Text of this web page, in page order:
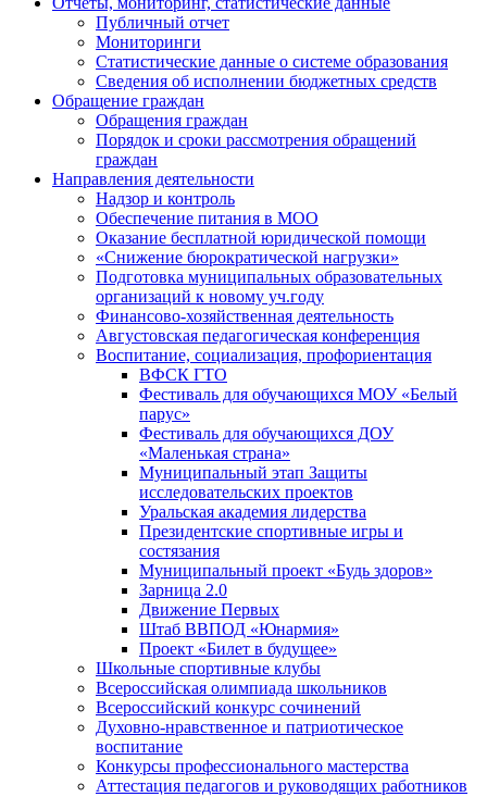
Публичный отчет
Мониторинги
Статистические данные о системе образования
Сведения об исполнении бюджетных средств
Обращение граждан
Обращения граждан
Порядок и сроки рассмотрения обращений
граждан
Направления деятельности
Надзор и контроль
Обеспечение питания в МОО
Оказание бесплатной юридической помощи
«Снижение бюрократической нагрузки»
Подготовка муниципальных образовательных
организаций к новому уч.году
Финансово-хозяйственная деятельность
Августовская педагогическая конференция
Воспитание, социализация, профориентация
ВФСК ГТО
Фестиваль для обучающихся МОУ «Белый
парус»
Фестиваль для обучающихся ДОУ
«Маленькая страна»
Муниципальный этап Защиты
исследовательских проектов
Уральская академия лидерства
Президентские спортивные игры и
состязания
Муниципальный проект «Будь здоров»
Зарница 2.0
Движение Первых
Штаб ВВПОД «Юнармия»
Проект «Билет в будущее»
Школьные спортивные клубы
Всероссийская олимпиада школьников
Всероссийский конкурс сочинений
Духовно-нравственное и патриотическое
воспитание
Конкурсы профессионального мастерства
Аттестация педагогов и руководящих работников